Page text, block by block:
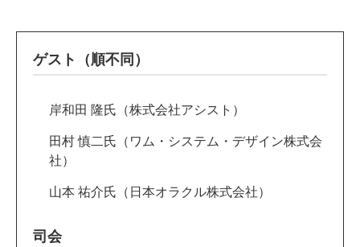
ゲスト（順不同）
岸和田 隆氏（株式会社アシスト）
田村 慎二氏（ワム・システム・デザイン株式会
社）
山本 祐介氏（日本オラクル株式会社）
司会